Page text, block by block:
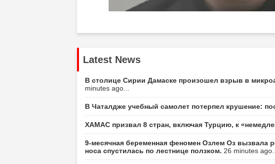
Latest News
В столице Сирии Дамаске произошел взрыв в
minutes ago...
В Чаталдже учебный самолет потерпел крушение:
ХАМАС призвал 8 стран, включая Турцию, к
9-месячная беременная феномен Озлем Оз вызвала
носа спустилась по лестнице ползком. 26 minutes ago...